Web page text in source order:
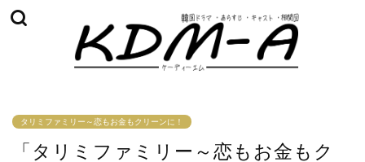
タリミファミリー～恋もお金もクリーンに！
「タリミファミリー～恋もお金もク